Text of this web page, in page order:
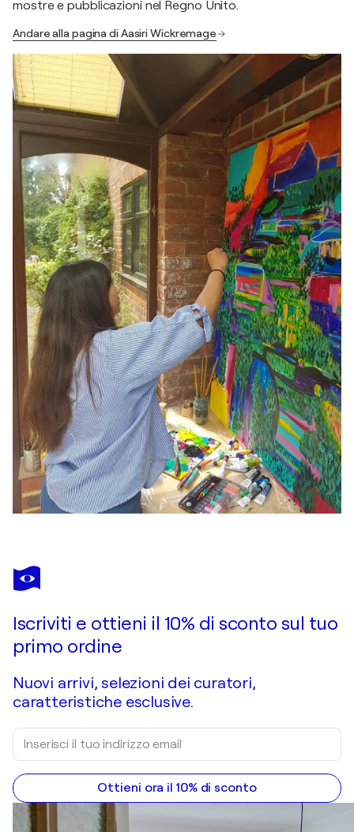
mostre e pubblicazioni nel Regno Unito.
Andare alla pagina di Aasiri Wickremage
Iscriviti e ottieni il 10% di sconto sul tuo
primo ordine
Nuovi arrivi, selezioni dei curatori,
caratteristiche esclusive.
Ottieni ora il 10% di sconto